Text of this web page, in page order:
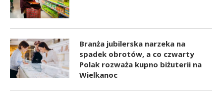
Branża jubilerska narzeka na
spadek obrotów, a co czwarty
Polak rozważa kupno biżuterii na
Wielkanoc